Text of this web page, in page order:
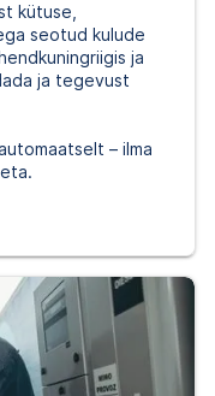
kütuse,
seotud kulude
ja
ja tegevust
– ilma